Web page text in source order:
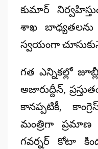
కుమార్
శాఖ బాధ్యతలను
స్వయంగా
గత ఎన్నికల్లో
అజారుద్దీన్,
కానప్పటికీ,
మంత్రిగా ప్రమాణ
గవర్నర్ కోటా